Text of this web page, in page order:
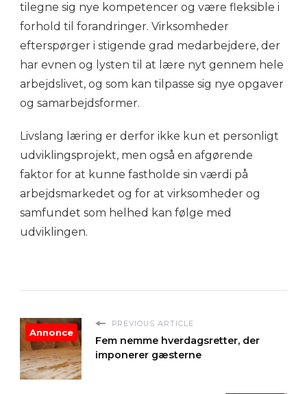
tilegne sig nye kompetencer og være fleksible i
forhold til forandringer. Virksomheder
efterspørger i stigende grad medarbejdere, der
har evnen og lysten til at lære nyt gennem hele
arbejdslivet, og som kan tilpasse sig nye opgaver
og samarbejdsformer.
Livslang læring er derfor ikke kun et personligt
udviklingsprojekt, men også en afgørende
faktor for at kunne fastholde sin værdi på
arbejdsmarkedet og for at virksomheder og
samfundet som helhed kan følge med
udviklingen.
PREVIOUS ARTICLE
Fem nemme hverdagsretter, der
imponerer gæsterne
Annonce